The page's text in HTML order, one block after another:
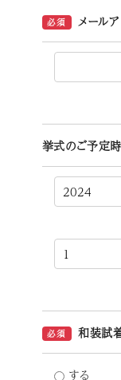
必須 メール
挙式のご予定
必須 和装試
する